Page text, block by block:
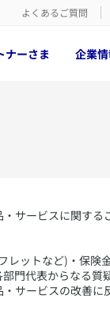
よくあるご質問
ナーさま 企業
サービスに関する
レットなど)・保険
門代表からなる質
サービスの改善に